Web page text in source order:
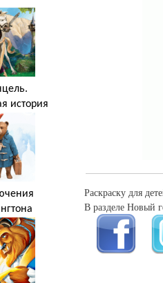
история
Раскраску для
В разделе Новый